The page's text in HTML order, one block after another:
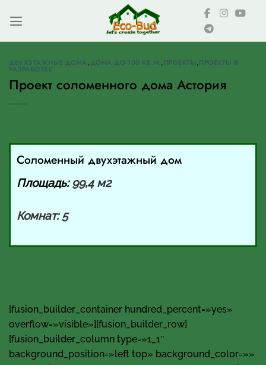
ДВУХЭТАЖНЫЕ ДОМА,ДОМА ДО 100 КВ.М.,ПРОЕКТЫ,ПРОЕКТЫ В
РАЗРАБОТКЕ
Проект соломенного дома Астория
Соломенный двухэтажный дом
Площадь:99,4 м2
Комнат: 5
[fusion_builder_container hundred_percent=»yes»
overflow=»visible»][fusion_builder_row]
[fusion_builder_column type=»1_1″
background_position=»left top» background_color=»»